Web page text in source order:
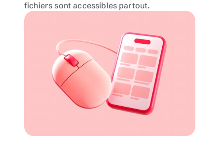
fichiers sont accessibles partout.